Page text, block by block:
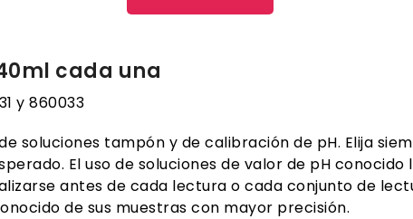
cada una
y 860033
soluciones tampón y de calibración de pH. Elija
El uso de soluciones de valor de pH
antes de cada lectura o cada conjunto de
de sus muestras con mayor precisión.